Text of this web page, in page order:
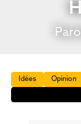
Idées Opinion